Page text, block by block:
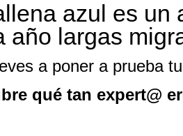
azul es un
año largas
a poner a prueba
qué tan expert@